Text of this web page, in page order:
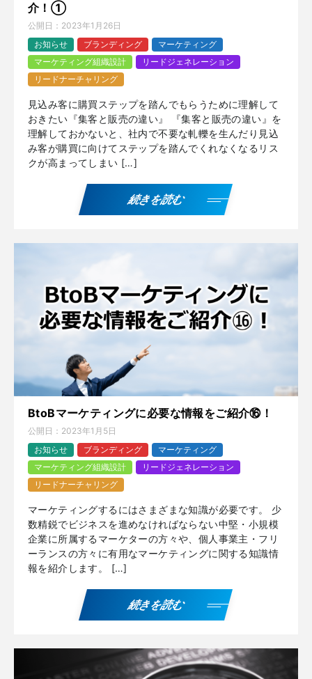
介！①
公開日： 2023年1月26日
お知らせ
ブランディング
マーケティング
マーケティング組織設計
リードジェネレーション
リードナーチャリング
見込み客に購買ステップを踏んでもらうために理解して
おきたい『集客と販売の違い』 『集客と販売の違い』を
理解しておかないと、社内で不要な軋轢を生んだり見込
み客が購買に向けてステップを踏んでくれなくなるリス
クが高まってしまい […]
続きを読む
BtoBマーケティングに必要な情報をご紹介⑯！
公開日： 2023年1月5日
お知らせ
ブランディング
マーケティング
マーケティング組織設計
リードジェネレーション
リードナーチャリング
マーケティングするにはさまざまな知識が必要です。 少
数精鋭でビジネスを進めなければならない中堅・小規模
企業に所属するマーケターの方々や、個人事業主・フリ
ーランスの方々に有用なマーケティングに関する知識情
報を紹介します。 […]
続きを読む